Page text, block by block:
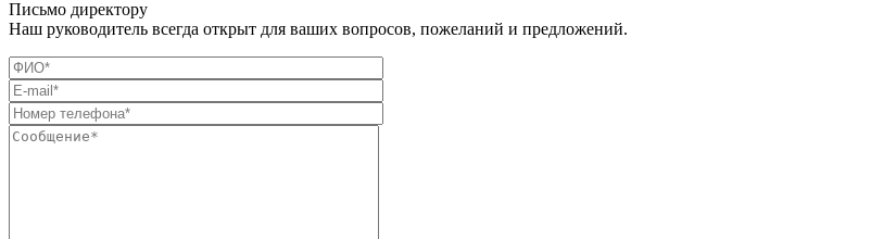
Письмо директору
Наш руководитель всегда открыт для ваших вопросов, пожеланий и предложений.